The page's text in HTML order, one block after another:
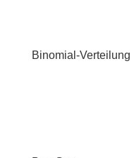
Binomial-Verteilung